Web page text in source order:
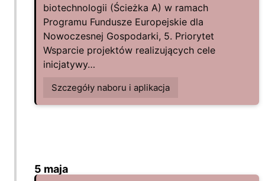
biotechnologii (Ścieżka A) w ramach
Programu Fundusze Europejskie dla
Nowoczesnej Gospodarki, 5. Priorytet
Wsparcie projektów realizujących cele
inicjatywy…
Szczegóły naboru i aplikacja
5 maja